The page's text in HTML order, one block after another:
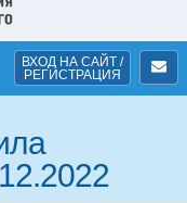
ВХОД НА САЙТ /
РЕГИСТРАЦИЯ